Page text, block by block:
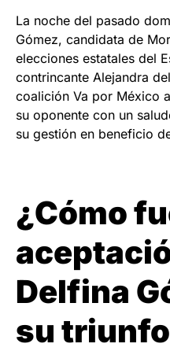
La noche del pasado
Gómez, candidata de
elecciones estatales del
contrincante Alejandra
coalición Va por México
su oponente con un
su gestión en beneficio
¿Cómo
Delfina
su